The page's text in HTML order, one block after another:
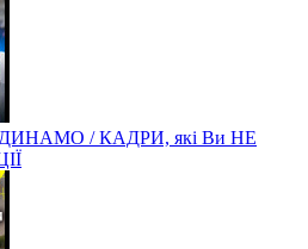
/ КАДРИ, які Ви НЕ